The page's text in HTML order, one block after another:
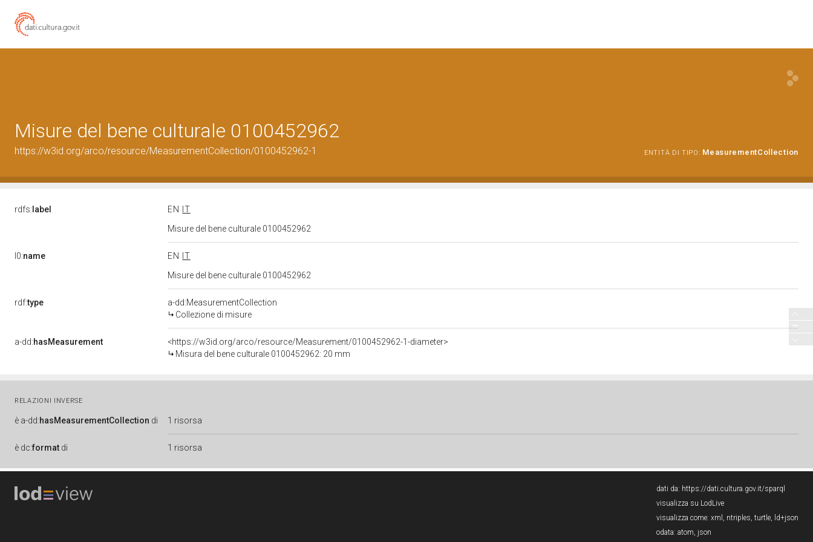
Misure del bene culturale 0100452962
https://w3id.org/arco/resource/MeasurementCollection/0100452962-1 ENTITÀ DI TIPO: MeasurementCollection
rdfs: label EN
IT
Misure del bene culturale 0100452962
l0:name EN
IT
Misure del bene culturale 0100452962
rdf:type
a-dd:MeasurementCollection
Collezione di misure
a-dd:hasMeasurement
<https://w3id.org/arco/resource/Measurement/0100452962-1-diameter>
Misura del bene culturale 0100452962: 20 mm
RELAZIONI INVERSE
è a-dd:hasMeasurementCollection di 1 risorsa
è dc:format di 1 risorsa
dati da: https://dati.cultura.gov.it/sparql
visualizza su LodLive
visualizza come: xml , ntriples, turtle, ld+json
odata: atom, json